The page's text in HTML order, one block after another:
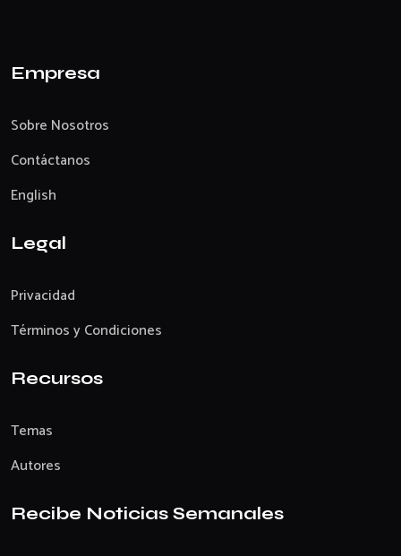
Empresa
Sobre Nosotros
Contáctanos
English
Legal
Privacidad
Términos y Condiciones
Recursos
Temas
Autores
Recibe Noticias Semanales